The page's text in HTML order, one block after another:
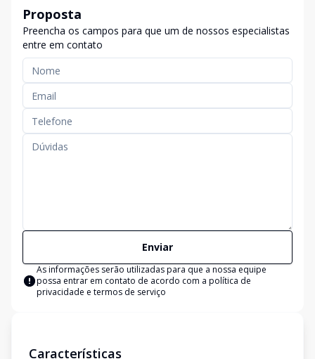
Proposta
Preencha os campos para que um de nossos especialistas
entre em contato
Enviar
As informações serão utilizadas para que a nossa equipe
possa entrar em contato de acordo com a política de
privacidade e termos de serviço
Características